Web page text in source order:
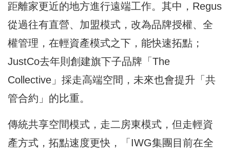
距離家更近的地方進行遠端工作。其中，Regus
從過往有直營、加盟模式，改為品牌授權、全
權管理，在輕資產模式之下，能快速拓點；
JustCo去年則創建旗下子品牌「The
Collective」採走高端空間，未來也會提升「共
管合約」的比重。
傳統共享空間模式，走二房東模式，但走輕資
產方式，拓點速度更快，「IWG集團目前在全